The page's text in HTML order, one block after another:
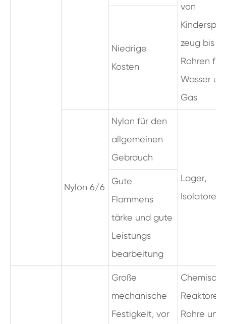
von
Kinderspiel
zeug bis zu
Rohren für
Wasser
Gas
Niedrige
Kosten
Nylon 6/6
Nylon für den
allgemeinen
Gebrauch
Lager,
Isolatoren,
Gute
Flammens
tärke und gute
Leistungs
bearbeitung
Große
mechanische
Festigkeit, vor
Reaktoren,
Rohre und